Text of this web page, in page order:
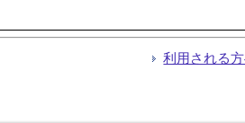
利用される